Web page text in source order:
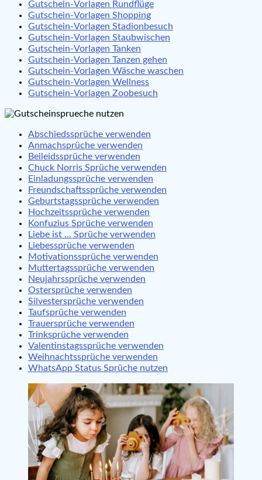
Gutschein-Vorlagen Rundflüge
Gutschein-Vorlagen Shopping
Gutschein-Vorlagen Stadionbesuch
Gutschein-Vorlagen Staubwischen
Gutschein-Vorlagen Tanken
Gutschein-Vorlagen Tanzen gehen
Gutschein-Vorlagen Wäsche waschen
Gutschein-Vorlagen Wellness
Gutschein-Vorlagen Zoobesuch
Abschiedssprüche verwenden
Anmachsprüche verwenden
Beileidssprüche verwenden
Chuck Norris Sprüche verwenden
Einladungssprüche verwenden
Freundschaftssprüche verwenden
Geburtstagssprüche verwenden
Hochzeitssprüche verwenden
Konfuzius Sprüche verwenden
Liebe ist … Sprüche verwenden
Liebessprüche verwenden
Motivationssprüche verwenden
Muttertagssprüche verwenden
Neujahrssprüche verwenden
Ostersprüche verwenden
Silvestersprüche verwenden
Taufsprüche verwenden
Trauersprüche verwenden
Trinksprüche verwenden
Valentinstagssprüche verwenden
Weihnachtssprüche verwenden
WhatsApp Status Sprüche nutzen